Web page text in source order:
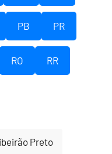
PB PR
RO RR
Preto